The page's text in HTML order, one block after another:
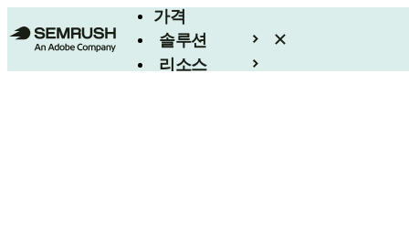
가격
솔루션
리소스